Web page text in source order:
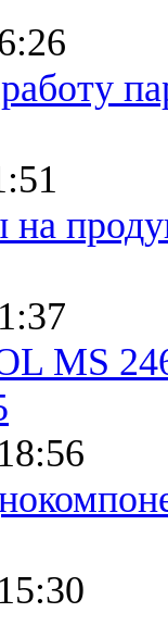
MS
18:56
15:30